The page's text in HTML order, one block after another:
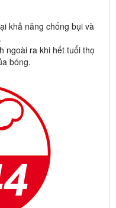
khả năng chống bụi và
ngoài ra khi hết tuổi thọ
bóng.